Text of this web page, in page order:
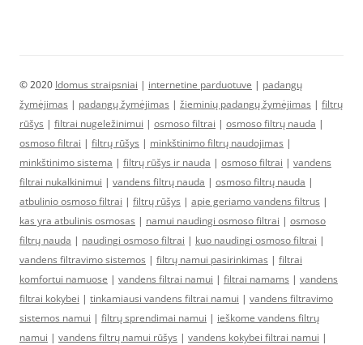
© 2020 Idomus straipsniai | internetine parduotuve | padangų
žymėjimas | padangų žymėjimas | žieminių padangų žymėjimas | filtrų
rūšys | filtrai nugeležinimui | osmoso filtrai | osmoso filtrų nauda |
osmoso filtrai | filtrų rūšys | minkštinimo filtrų naudojimas |
minkštinimo sistema | filtrų rūšys ir nauda | osmoso filtrai | vandens
filtrai nukalkinimui | vandens filtrų nauda | osmoso filtrų nauda |
atbulinio osmoso filtrai | filtrų rūšys | apie geriamo vandens filtrus |
kas yra atbulinis osmosas | namui naudingi osmoso filtrai | osmoso
filtrų nauda | naudingi osmoso filtrai | kuo naudingi osmoso filtrai |
vandens filtravimo sistemos | filtrų namui pasirinkimas | filtrai
komfortui namuose | vandens filtrai namui | filtrai namams | vandens
filtrai kokybei | tinkamiausi vandens filtrai namui | vandens filtravimo
sistemos namui | filtrų sprendimai namui | ieškome vandens filtrų
namui | vandens filtrų namui rūšys | vandens kokybei filtrai namui |